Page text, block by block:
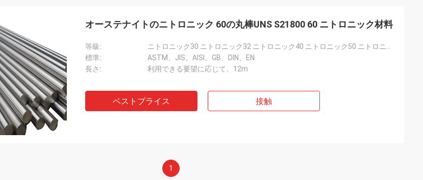
オーステナイトのニトロニック 60の丸棒UNS S21800 60 ニトロニック材料
等級:
標準:
ASTM、JIS、AISI、GB、DIN、EN
長さ:
利用できる要望に応じて、12m
ベストプライス 接触
1